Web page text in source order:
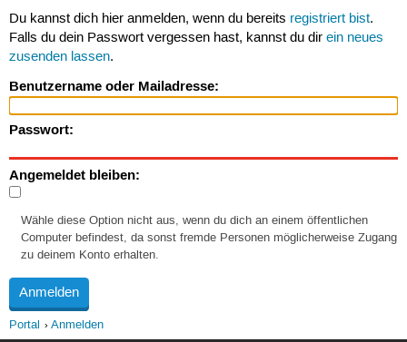
Du kannst dich hier anmelden, wenn du bereits registriert bist.
Falls du dein Passwort vergessen hast, kannst du dir ein neues
zusenden lassen.
Benutzername oder Mailadresse:
Passwort:
Angemeldet bleiben:
Wähle diese Option nicht aus, wenn du dich an einem öffentlichen
Computer befindest, da sonst fremde Personen möglicherweise Zugang
zu deinem Konto erhalten.
Portal Anmelden